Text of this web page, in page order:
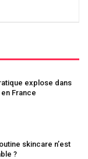
explose dans
France
skincare n’est
?